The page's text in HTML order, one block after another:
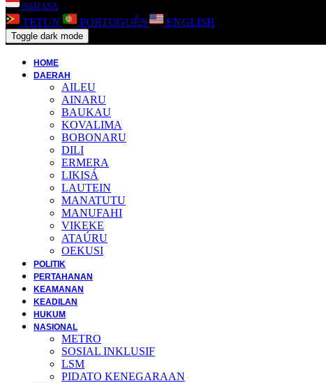
BAHASA
TETUN PORTUGUÊS ENGLISH
Toggle dark mode
HOME
DAERAH
AILEU
AINARU
BAUKAU
KOVALIMA
BOBONARU
DILI
ERMERA
LIKISÁ
LAUTEIN
MANATUTU
MANUFAHI
VIKEKE
ATAÚRU
OEKUSI
POLITIK
PERTAHANAN
KEAMANAN
KEADILAN
HUKUM
NASIONAL
METRO
SOSIAL INKLUSIF
LSM
PIDATO KENEGARAAN